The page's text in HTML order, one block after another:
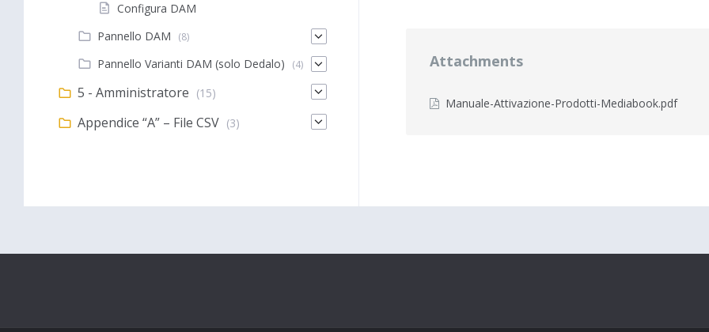
Attachments
Manuale-Attivazione-Prodotti-Mediabook.pdfFile
Configura DAM
Pannello DAM
(8)
Pannello Varianti DAM (solo Dedalo) (4)
5 - Amministratore (15)
Appendice “A” – File CSV (3)